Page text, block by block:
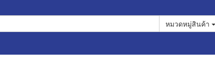
หมวดหมู่สินค้า